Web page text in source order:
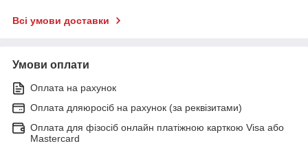
Всі умови доставки
Умови оплати
Оплата на рахунок
Оплата дляюросіб на рахунок (за реквізитами)
Оплата для фізосіб онлайн платіжною карткою Visa або
Mastercard